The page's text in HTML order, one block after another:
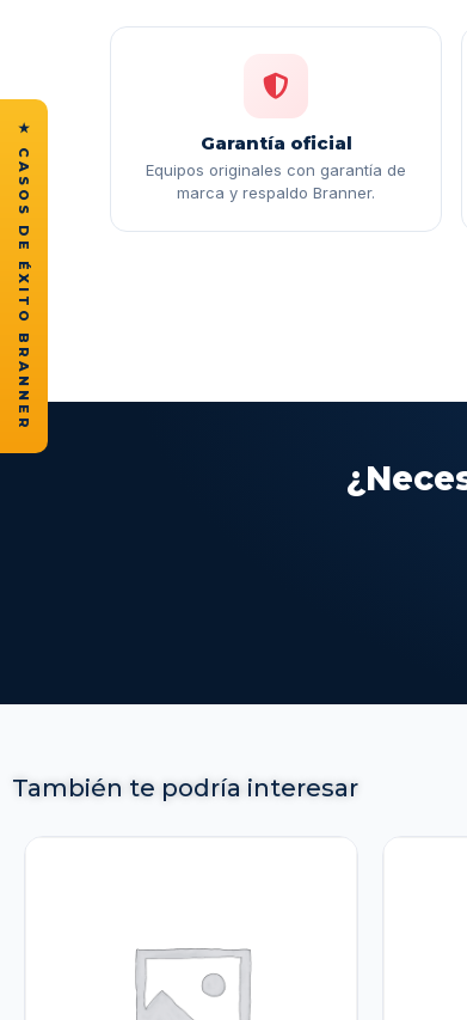
Garantía oficial
Equipos originales con garantía de
marca y respaldo Branner.
También te podría interesar
★ CASOS DE ÉXITO BRANNER